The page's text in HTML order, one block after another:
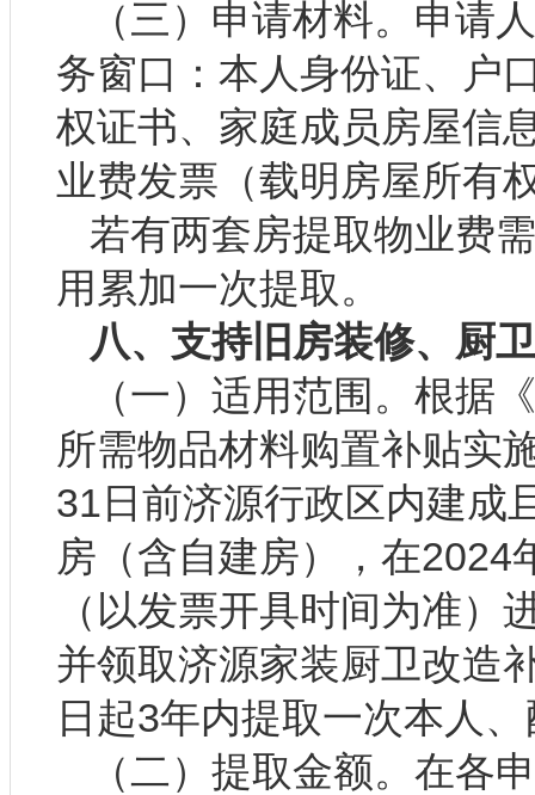
（三）申请材料。申请
务窗口：本人身份证、户
权证书、家庭成员房屋信
业费发票（载明房屋所有
若有两套房提取物业费
用累加一次提取。
八、支持旧房装修、厨
（一）适用范围。根据
所需物品材料购置补贴实
31日前济源行政区内建成
房（含自建房），在2024
（以发票开具时间为准）
并领取济源家装厨卫改造
日起3年内提取一次本人
（二）提取金额。在各